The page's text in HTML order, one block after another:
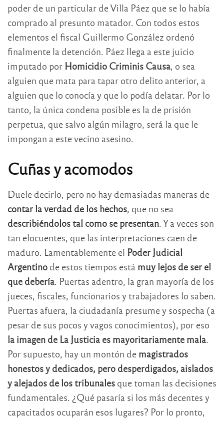
poder de un particular de Villa Páez que se lo había
comprado al presunto matador. Con todos estos
elementos el fiscal Guillermo González ordenó
finalmente la detención. Páez llega a este juicio
imputado por Homicidio Criminis Causa, o sea
alguien que mata para tapar otro delito anterior, a
alguien que lo conocía y que lo podía delatar. Por lo
tanto, la única condena posible es la de prisión
perpetua, que salvo algún milagro, será la que le
impongan a este vecino asesino.
Cuñas y acomodos
Duele decirlo, pero no hay demasiadas maneras de
contar la verdad de los hechos, que no sea
describiéndolos tal como se presentan. Y a veces son
tan elocuentes, que las interpretaciones caen de
maduro. Lamentablemente el Poder Judicial
Argentino de estos tiempos está muy lejos de ser el
que debería. Puertas adentro, la gran mayoría de los
jueces, fiscales, funcionarios y trabajadores lo saben.
Puertas afuera, la ciudadanía presume y sospecha (a
pesar de sus pocos y vagos conocimientos), por eso
la imagen de La Justicia es mayoritariamente mala.
Por supuesto, hay un montón de magistrados
honestos y dedicados, pero desperdigados, aislados
y alejados de los tribunales que toman las decisiones
fundamentales. ¿Qué pasaría si los más decentes y
capacitados ocuparán esos lugares? Por lo pronto,